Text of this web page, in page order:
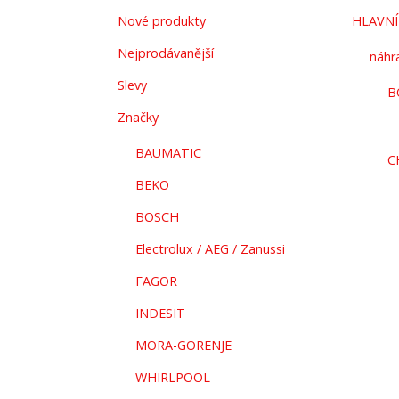
Nové produkty
Nejprodávanější
Slevy
Značky
BAUMATIC
BEKO
BOSCH
Electrolux / AEG / Zanussi
FAGOR
INDESIT
MORA-GORENJE
WHIRLPOOL